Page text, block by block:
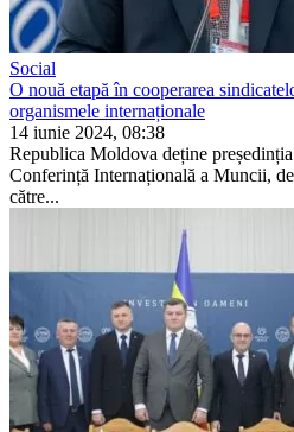
Social
O nouă etapă în cooperarea
organismele internaționale
14 iunie 2024, 08:38
Republica Moldova deține
Conferință Internațională a Muncii,
către...